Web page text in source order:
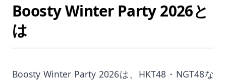
Boosty Winter Party 2026と
は
Boosty Winter Party 2026は、HKT48・NGT48な